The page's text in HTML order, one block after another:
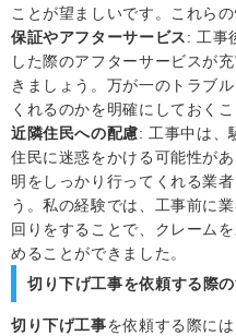
ことが望ましいです。これら
保証やアフターサービス: 工事
した際のアフターサービスが
きましょう。万が一のトラブ
くれるのかを明確にしておくこ
近隣住民への配慮: 工事中は、
住民に迷惑をかける可能性が
明をしっかり行ってくれる業
う。私の経験では、工事前に
回りをすることで、クレーム
めることができました。
切り下げ工事を依頼する際
切り下げ工事を依頼する際に